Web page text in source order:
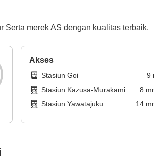
Serta merek AS dengan kualitas terbaik.
Akses
Stasiun Goi 9
Stasiun Kazusa-Murakami
8
Stasiun Yawatajuku
14